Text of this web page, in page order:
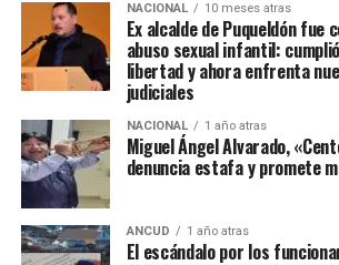
NACIONAL 10 meses atras
Ex alcalde de Puqueldón fue
abuso sexual infantil:
libertad y ahora enfrenta
judiciales
NACIONAL 1 año atras
Miguel Ángel Alvarado,
denuncia estafa y promete
ANCUD 1 año atras
El escándalo por los